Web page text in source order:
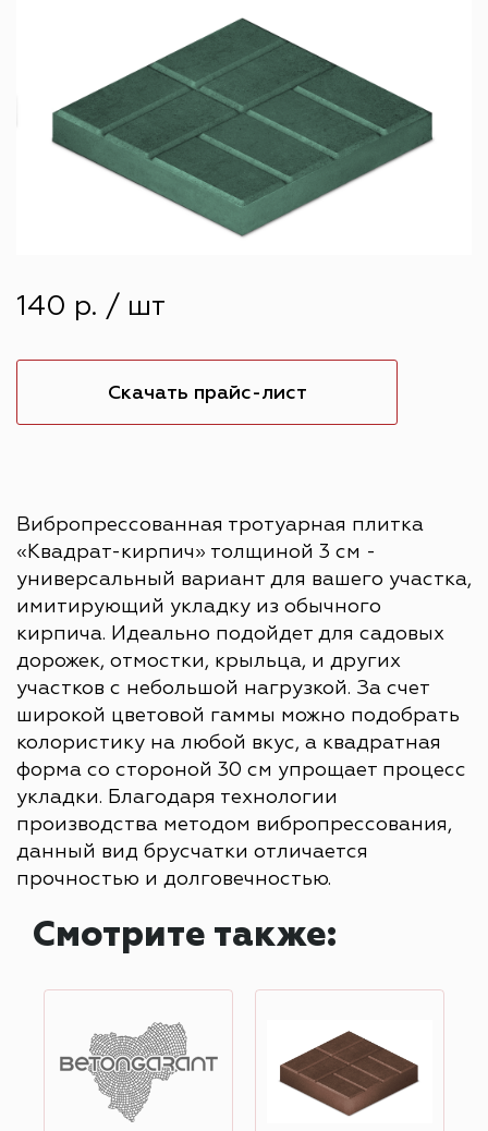
140 р. / шт
Скачать прайс-лист
Вибропрессованная тротуарная плитка
«Квадрат-кирпич» толщиной 3 см -
универсальный вариант для вашего участка,
имитирующий укладку из обычного
кирпича. Идеально подойдет для садовых
дорожек, отмостки, крыльца, и других
участков с небольшой нагрузкой. За счет
широкой цветовой гаммы можно подобрать
колористику на любой вкус, а квадратная
форма со стороной 30 см упрощает процесс
укладки. Благодаря технологии
производства методом вибропрессования,
данный вид брусчатки отличается
прочностью и долговечностью.
Смотрите также: